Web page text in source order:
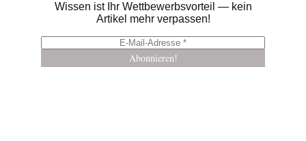
Wissen ist Ihr Wettbewerbsvorteil — kein
Artikel mehr verpassen!